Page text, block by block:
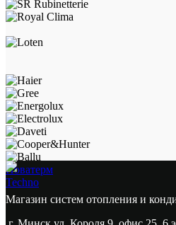
Новатерм
Techno
Магазин систем отопления и